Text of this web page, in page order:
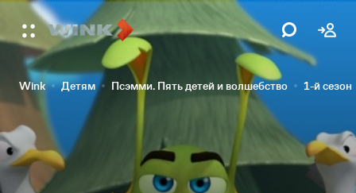
Wink Детям Псэмми. Пять детей и волшебство 1-й сезон